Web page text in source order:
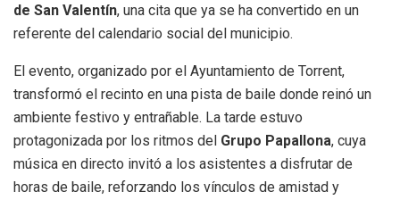
de San Valentín, una cita que ya se ha convertido en un
referente del calendario social del municipio.
El evento, organizado por el Ayuntamiento de Torrent,
transformó el recinto en una pista de baile donde reinó un
ambiente festivo y entrañable. La tarde estuvo
protagonizada por los ritmos del Grupo Papallona, cuya
música en directo invitó a los asistentes a disfrutar de
horas de baile, reforzando los vínculos de amistad y